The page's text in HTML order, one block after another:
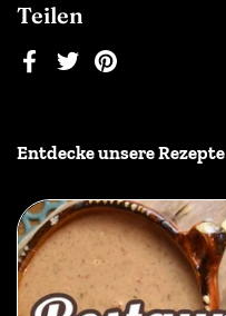
Teilen
Facebook
TwitterPinterest
Entdecke unsere Rezepte